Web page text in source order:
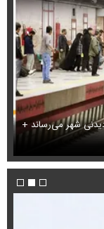
شهر می‌رساند +